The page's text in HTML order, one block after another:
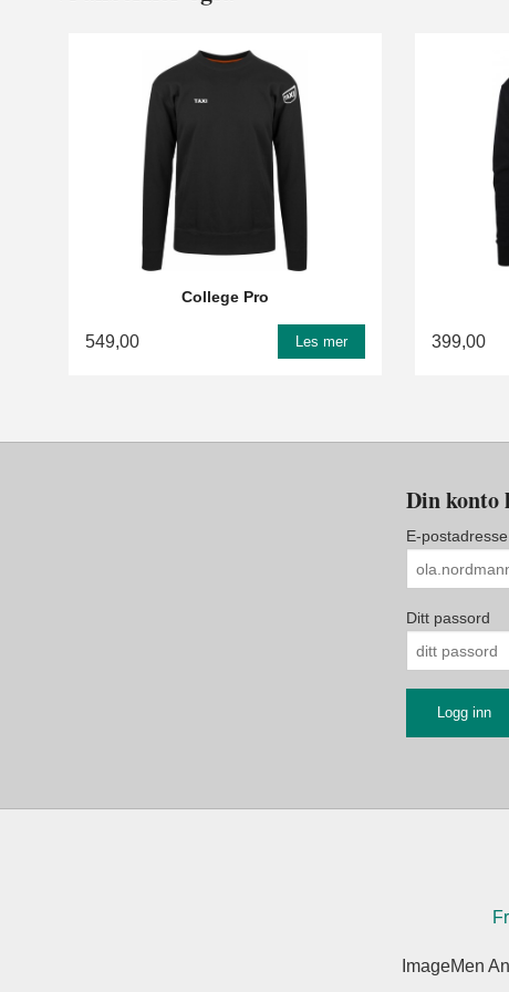
College Pro
549,00 Les mer 399,00
Din konto
E-postadresse
Ditt passord
ImageMen